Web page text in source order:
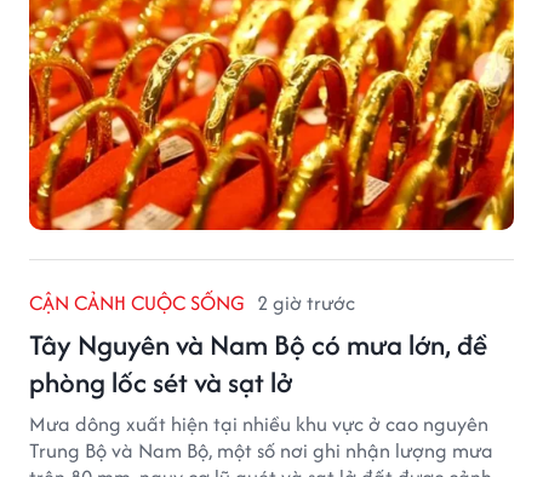
CẬN CẢNH CUỘC SỐNG 2 giờ trước
Tây Nguyên và Nam Bộ có mưa lớn, đề
phòng lốc sét và sạt lở
Mưa dông xuất hiện tại nhiều khu vực ở cao nguyên
Trung Bộ và Nam Bộ, một số nơi ghi nhận lượng mưa